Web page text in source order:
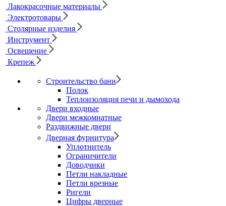
Лакокрасочные материалы
Электротовары
Столярные изделия
Инструмент
Освещение
Крепеж
Строительство бани
Полок
Теплоизоляция печи и дымохода
Двери входные
Двери межкомнатные
Раздвижные двери
Дверная фурнитура
Уплотнитель
Ограничители
Доводчики
Петли накладные
Петли врезные
Ригели
Цифры дверные